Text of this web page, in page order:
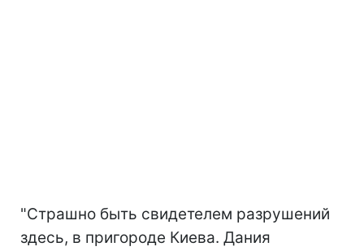
"Страшно быть свидетелем разрушений
здесь, в пригороде Киева. Дания